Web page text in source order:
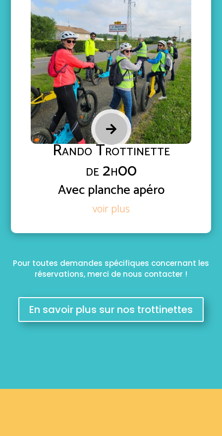

Rando Trottinette
de 2h00
Avec planche apéro
voir plus
Pour toutes demandes spécifiques concernant les
réservations, merci de nous contacter !
En savoir plus sur nos trottinettes